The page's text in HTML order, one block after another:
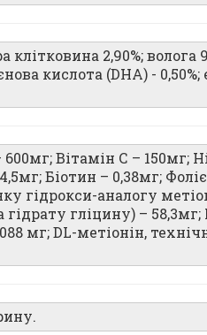
2,90%; волога
кислота (DHA) -
Вітамін С – 150мг;
Біотин – 0,38мг;
гідрокси-аналогу
гліцину) –
мг; DL-метіонін,